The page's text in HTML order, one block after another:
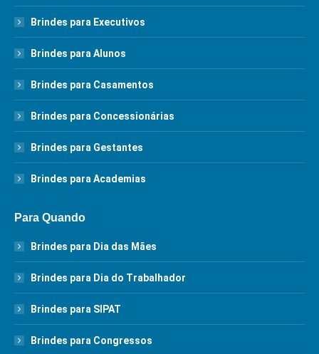
Brindes para Executivos
Brindes para Alunos
Brindes para Casamentos
Brindes para Concessionárias
Brindes para Gestantes
Brindes para Academias
Para Quando
Brindes para Dia das Mães
Brindes para Dia do Trabalhador
Brindes para SIPAT
Brindes para Congressos